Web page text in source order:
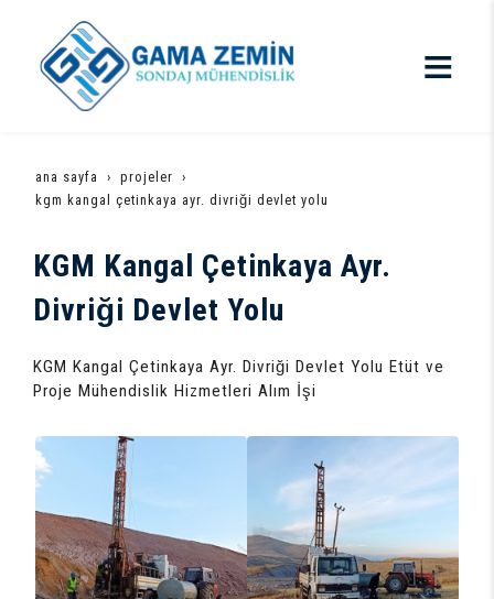
ana sayfa
projeler
kgm kangal çetinkaya ayr. divriği devlet yolu
KGM Kangal Çetinkaya Ayr.
Divriği Devlet Yolu
KGM Kangal Çetinkaya Ayr. Divriği Devlet Yolu Etüt ve
Proje Mühendislik Hizmetleri Alım İşi